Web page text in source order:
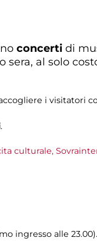
concerti di
al solo
i visitatori
.
culturale,
ingresso alle